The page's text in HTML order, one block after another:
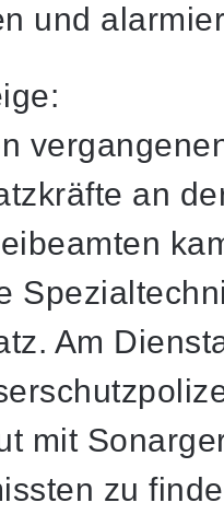
und
an
Am
mit
zu